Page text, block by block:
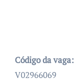
Código da vaga:
V02966069